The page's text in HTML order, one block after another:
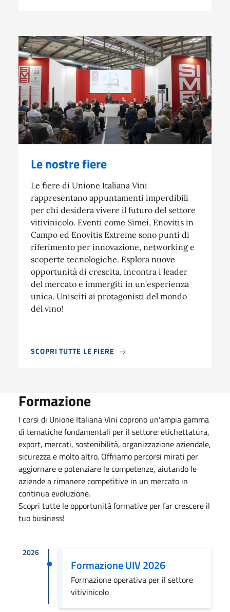
Le nostre fiere
Le fiere di Unione Italiana Vini
rappresentano appuntamenti imperdibili
per chi desidera vivere il futuro del settore
vitivinicolo. Eventi come Simei, Enovitis in
Campo ed Enovitis Extreme sono punti di
riferimento per innovazione, networking e
scoperte tecnologiche. Esplora nuove
opportunità di crescita, incontra i leader
del mercato e immergiti in un’esperienza
unica. Unisciti ai protagonisti del mondo
del vino!
SCOPRI TUTTE LE FIERE
Formazione
I corsi di Unione Italiana Vini coprono un'ampia gamma
di tematiche fondamentali per il settore: etichettatura,
export, mercati, sostenibilità, organizzazione aziendale,
sicurezza e molto altro. Offriamo percorsi mirati per
aggiornare e potenziare le competenze, aiutando le
aziende a rimanere competitive in un mercato in
continua evoluzione.
Scopri tutte le opportunità formative per far crescere il
tuo business!
2026
Formazione UIV 2026
Formazione operativa per il settore
vitivinicolo